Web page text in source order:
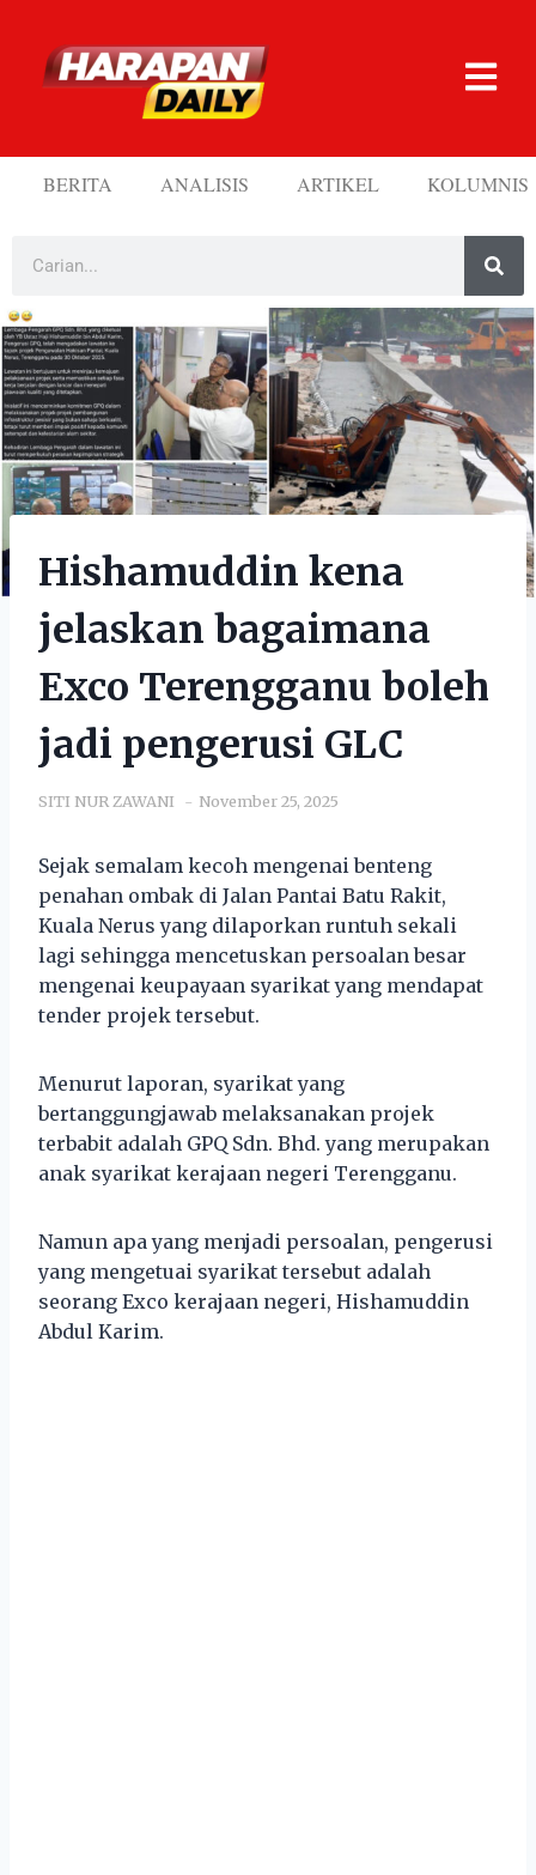
BERITA ANALISIS ARTIKEL KOLUMNIS
Hishamuddin kena
jelaskan bagaimana
Exco Terengganu boleh
jadi pengerusi GLC
SITI NUR ZAWANI November 25, 2025
Sejak semalam kecoh mengenai benteng
penahan ombak di Jalan Pantai Batu Rakit,
Kuala Nerus yang dilaporkan runtuh sekali
lagi sehingga mencetuskan persoalan besar
mengenai keupayaan syarikat yang mendapat
tender projek tersebut.
Menurut laporan, syarikat yang
bertanggungjawab melaksanakan projek
terbabit adalah GPQ Sdn. Bhd. yang merupakan
anak syarikat kerajaan negeri Terengganu.
Namun apa yang menjadi persoalan, pengerusi
yang mengetuai syarikat tersebut adalah
seorang Exco kerajaan negeri, Hishamuddin
Abdul Karim.